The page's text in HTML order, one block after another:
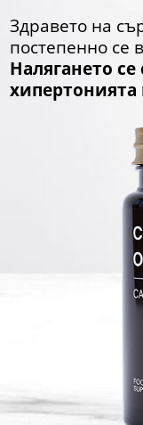
Здравето на
постепенно се
Налягането
хипертонията